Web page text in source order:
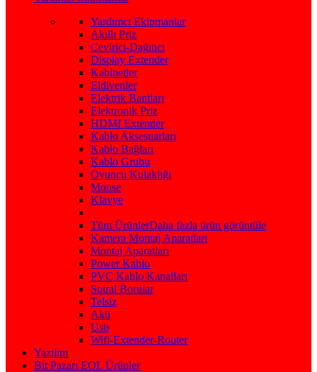
Yardımcı Ekipmanlar
Akıllı Priz
Çevirici-Dağıtıcı
Display Extender
Kabinetler
Eldivenler
Elektrik Bantları
Elektronik Priz
HDMI Extender
Kablo Aksesuarları
Kablo Bağları
Kablo Grubu
Oyuncu Kulaklığı
Mouse
Klavye
Tüm ÜrünlerDaha fazla ürün görüntüle
Kamera Montaj Aparatları
Montaj Aparatları
Power Kablo
PVC Kablo Kanalları
Spiral Borular
Telsiz
Akü
Usb
Wifi-Extender-Router
Yazılım
Bit Pazarı EOL Ürünler